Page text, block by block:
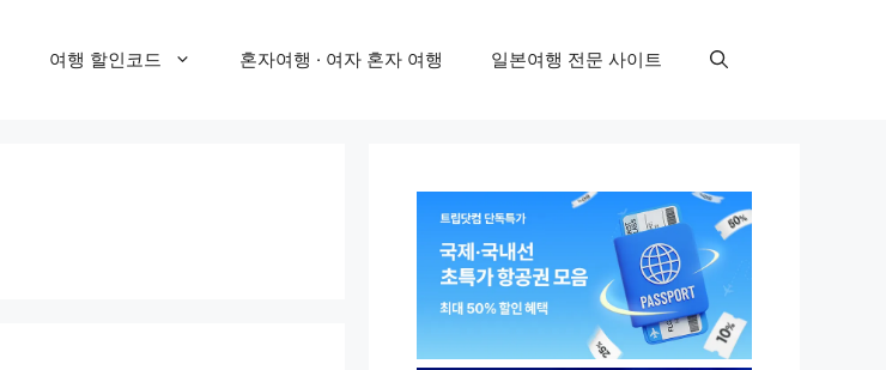
여행 할인코드 혼자여행 · 여자 혼자 여행 일본여행 전문 사이트